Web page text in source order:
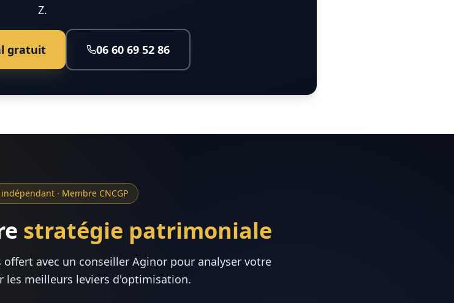
Z.
gratuit 06 60 69 52 86
· Membre CNCGP
stratégie patrimoniale
avec un conseiller Aginor pour analyser votre
meilleurs leviers d'optimisation.